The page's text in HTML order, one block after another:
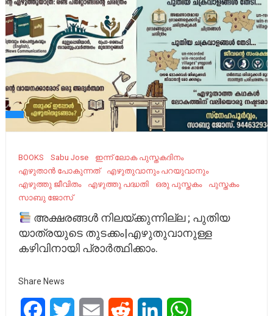
BOOKS Sabu Jose
ഇന്ന് ലോക പുസ്തകദിനം
എഴുതാൻ പോകുന്നത്
എഴുതുവാനും പറയുവാനും
എഴുത്തു ജീവിതം
എഴുത്തു പദ്ധതി ഒരു പുസ്തകം
പുസ്തകം
സാബു ജോസ്
അക്ഷരങ്ങൾ നിലയ്ക്കുന്നില്ല ; പുതിയ
യാത്രയുടെ തുടക്കം|എഴുതുവാനുള്ള
കഴിവിനായി പ്രാർത്ഥിക്കാം.
Share News
FacebookTwitter Email Reddit LinkedIn